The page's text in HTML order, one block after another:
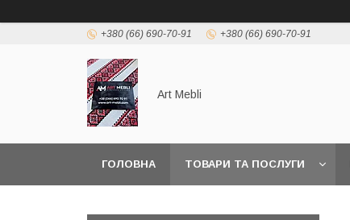
+380 (66) 690-70-91 +380 (66) 690-70-91
Art Mebli
ГОЛОВНА ТОВАРИ ТА ПОСЛУГИ